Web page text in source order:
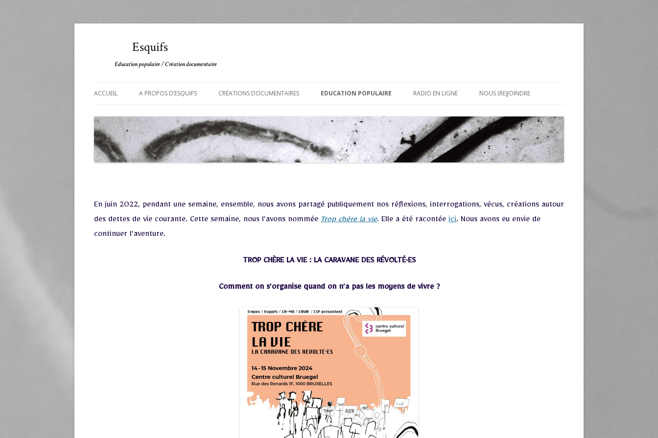
Esquifs
Education populaire / Création documentaire
au
ACCUEIL A PROPOS D’ESQUIFS CRÉATIONS DOCUMENTAIRES
APNÉE (THÉÂTRE)
EDUCATION POPULAIRE
DETTE, SURENDETTEMENT
TROP CHERE LA VIE
RADIO EN LIGNE NOUS (RE)JOINDRE
En juin 2022, pendant une semaine, ensemble, nous avons partagé publiquement nos réflexions, interrogations, vécus, créations autour
des dettes de vie courante. Cette semaine, nous l’avons nommée Trop chère la vie. Elle a été racontée ici. Nous avons eu envie de
continuer l’aventure.
TROP CHÈRE LA VIE : LA CARAVANE DES RÉVOLTÉ·ES
Comment on s’organise quand on n’a pas les moyens de vivre ?